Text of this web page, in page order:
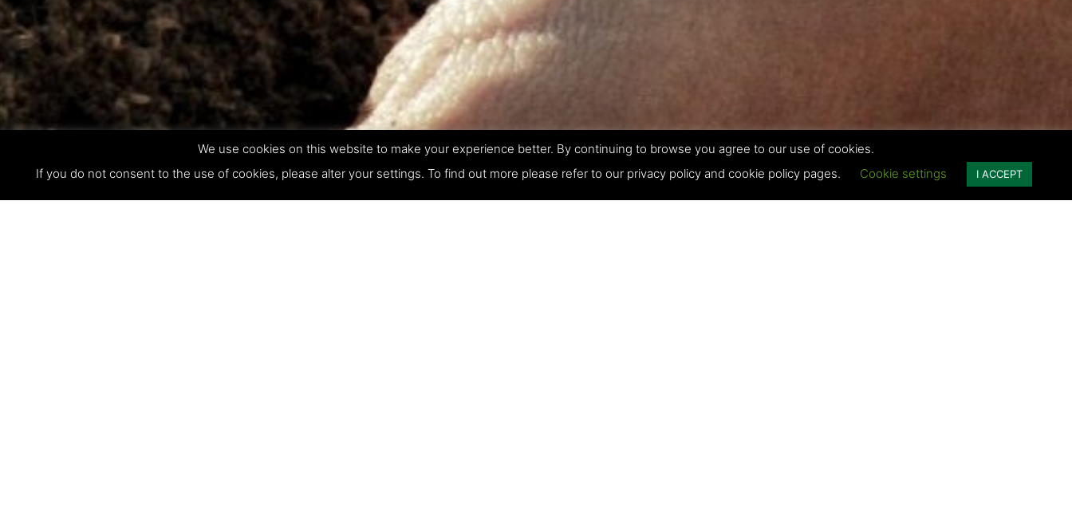
We use cookies on this website to make your experience better. By continuing to browse you agree to our use of cookies.
If you do not consent to the use of cookies, please alter your settings. To find out more please refer to our privacy policy and cookie policy pages.
Cookie settings I ACCEPT